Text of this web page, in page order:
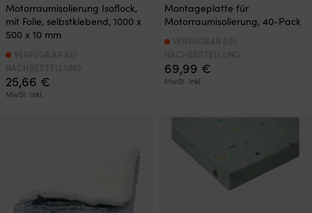
Motorraumisolierung Isoflock,
mit Folie, selbstklebend, 1000 x
500 x 10 mm
25,66 €
MwSt. inkl.
VERFÜGBAR BEI
NACHBESTELLUNG
Montageplatte für
Motorraumisolierung, 40-Pack
69,99 €
MwSt. inkl.
VERFÜGBAR BEI
NACHBESTELLUNG